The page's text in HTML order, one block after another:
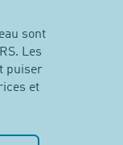
sont
Les
puiser
et